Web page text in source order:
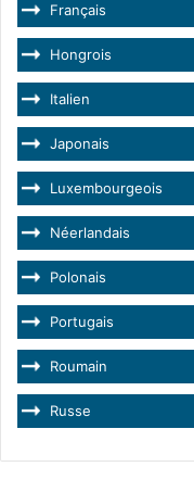
Français
Hongrois
Italien
Japonais
Luxembourgeois
Néerlandais
Polonais
Portugais
Roumain
Russe